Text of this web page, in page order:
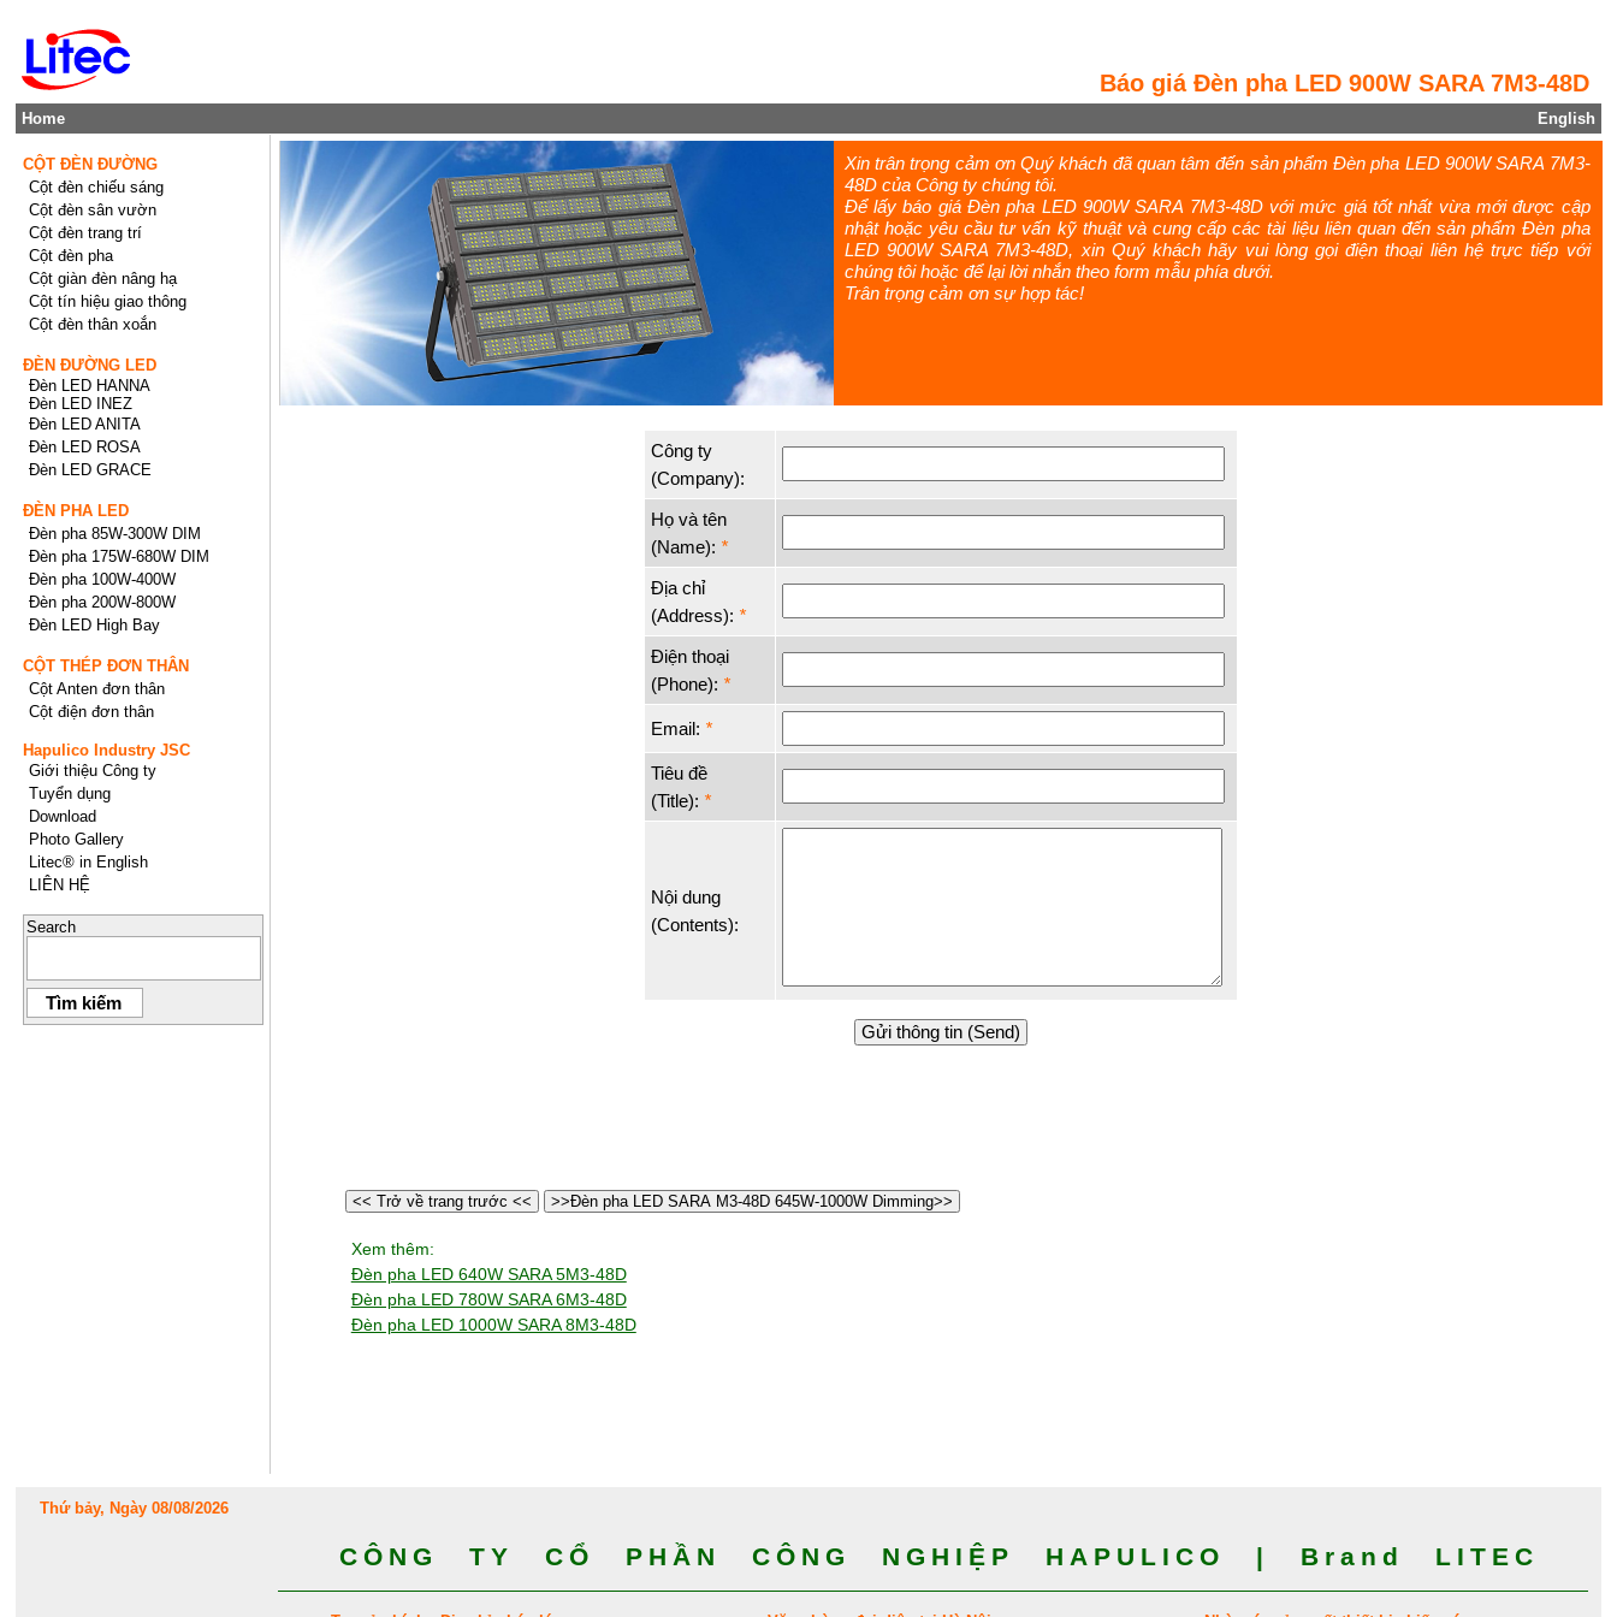
Báo giá Đèn pha LED 900W SARA 7M3-48D
Home English
Xin trân trọng cảm ơn Quý khách đã quan tâm đến sản phẩm Đèn pha LED 900W SARA 7M3-
48D của Công ty chúng tôi.
Để lấy báo giá Đèn pha LED 900W SARA 7M3-48D với mức giá tốt nhất vừa mới được cập
nhật hoặc yêu cầu tư vấn kỹ thuật và cung cấp các tài liệu liên quan đến sản phẩm Đèn pha
LED 900W SARA 7M3-48D, xin Quý khách hãy vui lòng gọi điện thoại liên hệ trực tiếp với
chúng tôi hoặc để lại lời nhắn theo form mẫu phía dưới.
Trân trọng cảm ơn sự hợp tác!
Công ty
(Company):
Họ và tên
(Name): *
Địa chỉ
(Address): *
Điện thoại
(Phone): *
Email: *
Tiêu đề
(Title): *
Nội dung
(Contents):
<< Trở về trang trước << >>Đèn pha LED SARA M3-48D 645W-1000W Dimming>>
Xem thêm:
Đèn pha LED 640W SARA 5M3-48D
Đèn pha LED 780W SARA 6M3-48D
Đèn pha LED 1000W SARA 8M3-48D
CỘT ĐÈN ĐƯỜNG
Cột đèn chiếu sáng
Cột đèn sân vườn
Cột đèn trang trí
Cột đèn pha
Cột giàn đèn nâng hạ
Cột tín hiệu giao thông
Cột đèn thân xoắn
ĐÈN ĐƯỜNG LED
Đèn LED HANNA
Đèn LED INEZ
Đèn LED ANITA
Đèn LED ROSA
Đèn LED GRACE
ĐÈN PHA LED
Đèn pha 85W-300W DIM
Đèn pha 175W-680W DIM
Đèn pha 100W-400W
Đèn pha 200W-800W
Đèn LED High Bay
CỘT THÉP ĐƠN THÂN
Cột Anten đơn thân
Cột điện đơn thân
Hapulico Industry JSC
Giới thiệu Công ty
Tuyển dụng
Download
Photo Gallery
Litec® in English
LIÊN HỆ
Search
Thứ bảy, Ngày 08/08/2026
CÔNG TY CỔ PHẦN CÔNG NGHIỆP HAPULICO | Brand LITEC